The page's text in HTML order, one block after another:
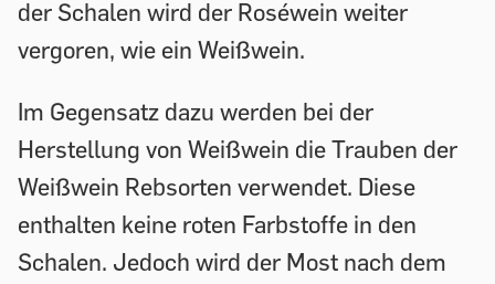
der Schalen wird der Roséwein weiter
vergoren, wie ein Weißwein.
Im Gegensatz dazu werden bei der
Herstellung von Weißwein die Trauben der
Weißwein Rebsorten verwendet. Diese
enthalten keine roten Farbstoffe in den
Schalen. Jedoch wird der Most nach dem